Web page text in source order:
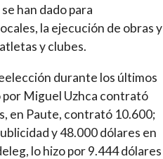
han dado para
la ejecución de obras y
y clubes.
durante los últimos
por Miguel Uzhca contrató
en Paute, contrató 10.600;
y 48.000 dólares en
lo hizo por 9.444 dólares